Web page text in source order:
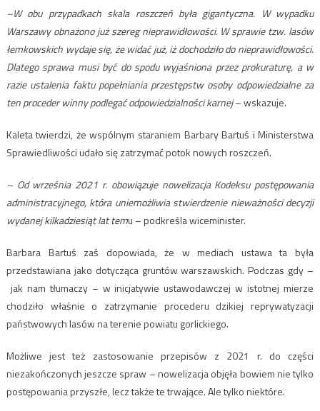
–W obu przypadkach skala roszczeń była gigantyczna. W wypadku
Warszawy obnażono już szereg nieprawidłowości. W sprawie tzw. lasów
łemkowskich wydaje się, że widać już, iż dochodziło do nieprawidłowości.
Dlatego sprawa musi być do spodu wyjaśniona przez prokuraturę, a w
razie ustalenia faktu popełniania przestępstw osoby odpowiedzialne za
ten proceder winny podlegać odpowiedzialności karnej– wskazuje.
Kaleta twierdzi, że wspólnym staraniem Barbary Bartuś i Ministerstwa
Sprawiedliwości udało się zatrzymać potok nowych roszczeń.
– Od września 2021 r. obowiązuje nowelizacja Kodeksu postępowania
administracyjnego, która uniemożliwia stwierdzenie nieważności decyzji
wydanej kilkadziesiąt lat temu – podkreśla wiceminister.
Barbara Bartuś zaś dopowiada, że w mediach ustawa ta była
przedstawiana jako dotycząca gruntów warszawskich. Podczas gdy –
jak nam tłumaczy – w inicjatywie ustawodawczej w istotnej mierze
chodziło właśnie o zatrzymanie procederu dzikiej reprywatyzacji
państwowych lasów na terenie powiatu gorlickiego.
Możliwe jest też zastosowanie przepisów z 2021 r. do części
niezakończonych jeszcze spraw – nowelizacja objęła bowiem nie tylko
postępowania przyszłe, lecz także te trwające. Ale tylko niektóre.